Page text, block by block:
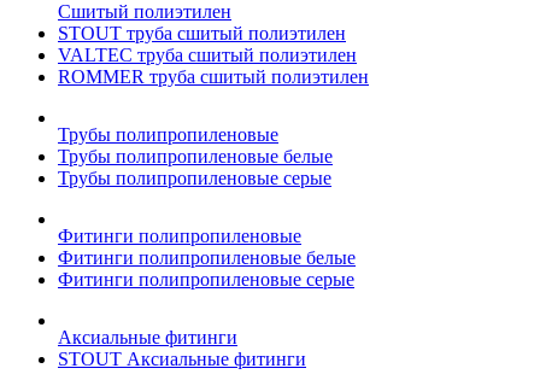
Сшитый полиэтилен
STOUT труба сшитый полиэтилен
VALTEC труба сшитый полиэтилен
ROMMER труба сшитый полиэтилен
Трубы полипропиленовые
Трубы полипропиленовые белые
Трубы полипропиленовые серые
Фитинги полипропиленовые
Фитинги полипропиленовые белые
Фитинги полипропиленовые серые
Аксиальные фитинги
STOUT Аксиальные фитинги